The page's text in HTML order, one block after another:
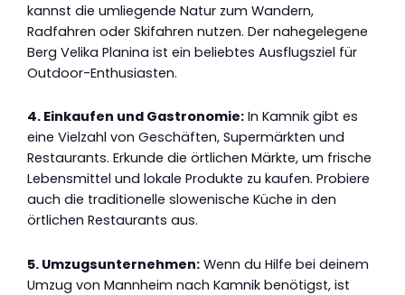
kannst die umliegende Natur zum Wandern,
Radfahren oder Skifahren nutzen. Der nahegelegene
Berg Velika Planina ist ein beliebtes Ausflugsziel für
Outdoor-Enthusiasten.
4. Einkaufen und Gastronomie: In Kamnik gibt es
eine Vielzahl von Geschäften, Supermärkten und
Restaurants. Erkunde die örtlichen Märkte, um frische
Lebensmittel und lokale Produkte zu kaufen. Probiere
auch die traditionelle slowenische Küche in den
örtlichen Restaurants aus.
5. Umzugsunternehmen: Wenn du Hilfe bei deinem
Umzug von Mannheim nach Kamnik benötigst, ist